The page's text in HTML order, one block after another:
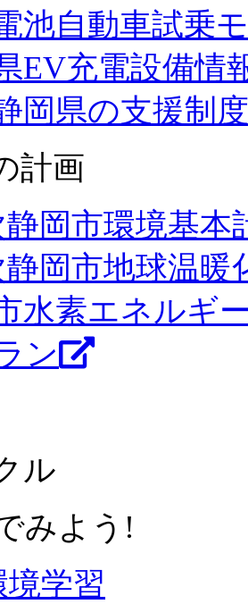
池自動車試乗
EV充電設備情
岡県の支援制度
計画
静岡市環境基本
静岡市地球温暖
水素エネルギ
ン
ル
みよう!